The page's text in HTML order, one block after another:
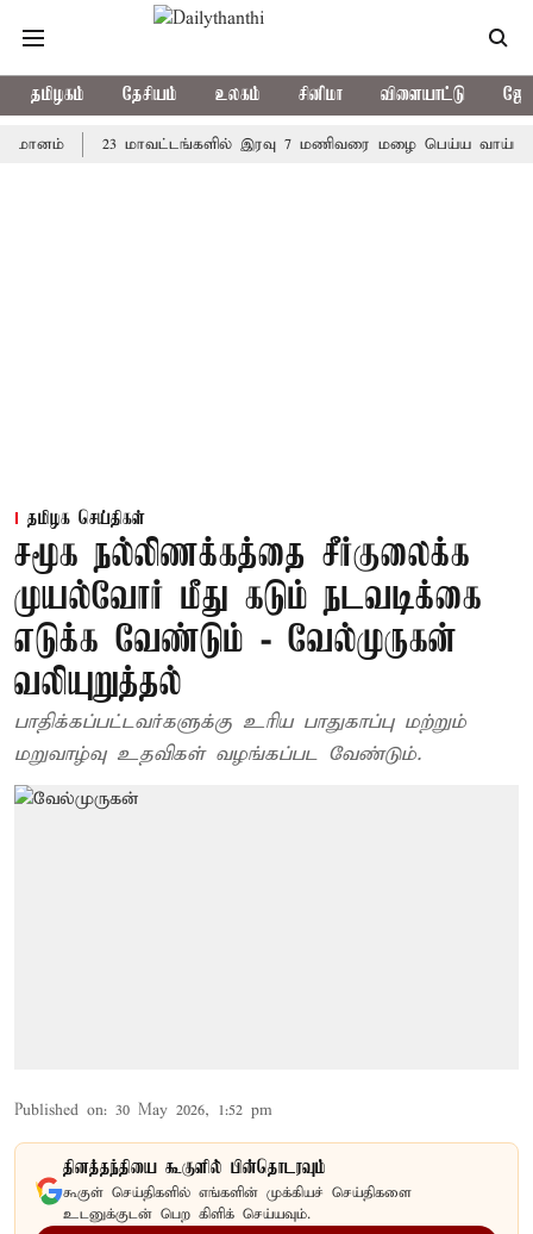
தமிழகம் தேசியம் உலகம் சினிமா விளையாட்டு
23 மாவட்டங்களில் இரவு 7 மணிவரை மழை பெய்ய வாய்ப்பு
தமிழக செய்திகள்
சமூக நல்லிணக்கத்தை சீர்குலைக்க
முயல்வோர் மீது கடும் நடவடிக்கை
எடுக்க வேண்டும் - வேல்முருகன்
வலியுறுத்தல்
பாதிக்கப்பட்டவர்களுக்கு உரிய பாதுகாப்பு மற்றும்
மறுவாழ்வு உதவிகள் வழங்கப்பட வேண்டும்.
Published on: 30 May 2026, 1:52 pm
தினத்தந்தியை கூகுளில் பின்தொடரவும்
கூகுள் செய்திகளில் எங்களின் முக்கியச் செய்திகளை
உடனுக்குடன் பெற கிளிக் செய்யவும்.